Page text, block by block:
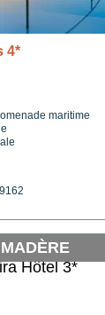
4*
maritime